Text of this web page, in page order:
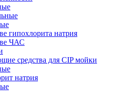
гипохлорита натрия
ЧАС
средства для CIP мойки
натрия